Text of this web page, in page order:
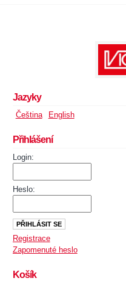
Jazyky
Čeština English
Přihlášení
Login:
Heslo:
Registrace
Zapomenuté heslo
Košík